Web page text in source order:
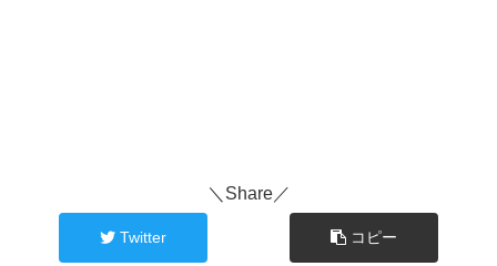
＼Share／
Twitter コピー